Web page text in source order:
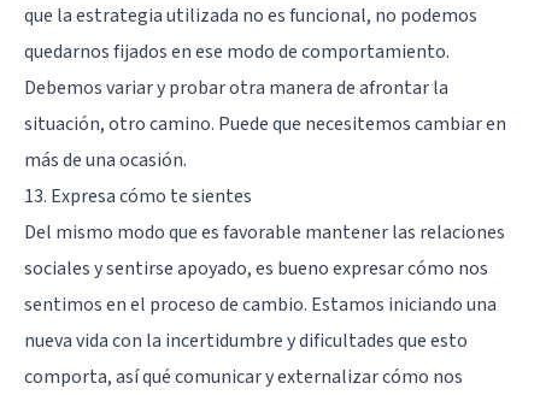
que la estrategia utilizada no es funcional, no podemos
quedarnos fijados en ese modo de comportamiento.
Debemos variar y probar otra manera de afrontar la
situación, otro camino. Puede que necesitemos cambiar en
más de una ocasión.
13. Expresa cómo te sientes
Del mismo modo que es favorable mantener las relaciones
sociales y sentirse apoyado, es bueno expresar cómo nos
sentimos en el proceso de cambio. Estamos iniciando una
nueva vida con la incertidumbre y dificultades que esto
comporta, así qué comunicar y externalizar cómo nos